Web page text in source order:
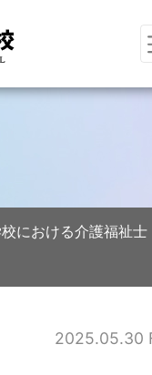
における介護福祉士
2025.05.30